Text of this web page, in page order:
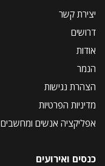
יצירת קשר
דרושים
אודות
הנמר
הצהרת נגישות
מדיניות הפרטיות
אפליקציה אנשים ומחשבים
כנסים ואירועים